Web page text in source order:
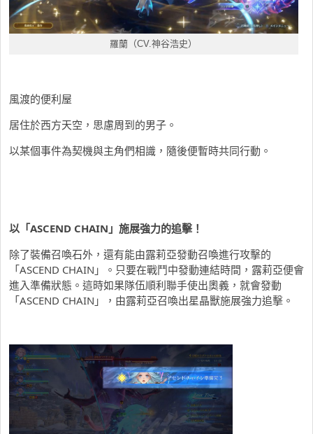
羅蘭（CV.神谷浩史）
風渡的便利屋
居住於西方天空，思慮周到的男子。
以某個事件為契機與主角們相識，隨後便暫時共同行動。
以「ASCEND CHAIN」施展強力的追擊！
除了裝備召喚石外，還有能由露莉亞發動召喚進行攻擊的
「ASCEND CHAIN」。只要在戰鬥中發動連結時間，露莉亞便會
進入準備狀態。這時如果隊伍順利聯手使出奧義，就會發動
「ASCEND CHAIN」，由露莉亞召喚出星晶獸施展強力追擊。